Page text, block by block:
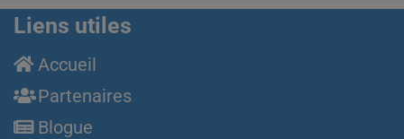
Liens utiles
Accueil
Partenaires
Blogue